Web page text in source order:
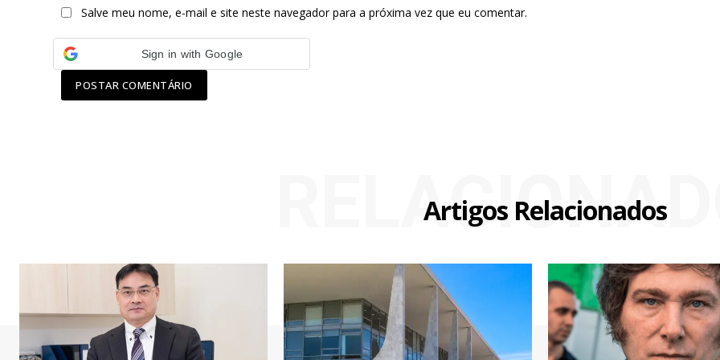
Salve meu nome, e-mail e site neste navegador para a próxima vez que eu comentar.
Sign in with Google
Artigos Relacionados